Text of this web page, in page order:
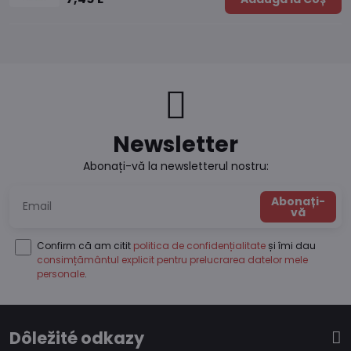
Newsletter
Abonați-vă la newsletterul nostru:
Abonați-
vă
Confirm că am citit politica de confidențialitate și îmi dau
consimțământul explicit pentru prelucrarea datelor mele
personale.
Dôležité odkazy